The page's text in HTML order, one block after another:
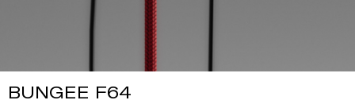
BUNGEE F64